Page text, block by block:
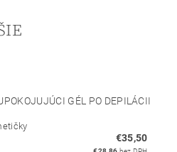
GÉL PO DEPILÁCII
€35,50